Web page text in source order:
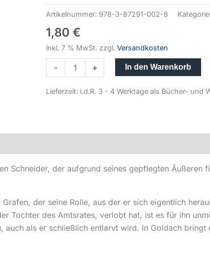
Artikelnummer: 978-3-87291-002-8
1,80 €
inkl. 7 % MwSt. zzgl. Versandkosten
- + In den Warenkorb
Lieferzeit: i.d.R. 3 - 4 Werktage als Bücher- und
Schneider, der aufgrund seines gepflegten Äußeren
der seine Rolle, aus der er sich eigentlich
Tochter des Amtsrates, verlobt hat, ist es für ihn
auch als er schließlich entlarvt wird. In Goldach